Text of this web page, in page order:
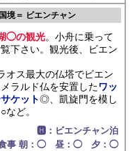
境＝ ビエンチャン
◯の観光。小舟に乗って
下さい。観光後、ビエン
オス最大の仏塔でビエン
ラルド仏を安置したワッ
ケット◎、凱旋門を模し
ど。
🅷：ビエンチャン泊
事 朝：◯ 昼：◯ 夕：◯